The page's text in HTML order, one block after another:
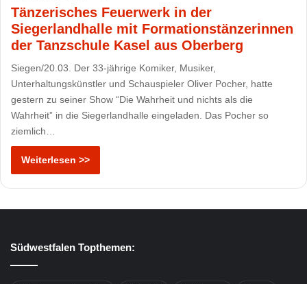
Tänzerisches Feuerwerk in der
Siegerlandhalle mit Formationstänzerinnen
der Tanzschule Kasel aus Oberberg
Siegen/20.03. Der 33-jährige Komiker, Musiker,
Unterhaltungskünstler und Schauspieler Oliver Pocher, hatte
gestern zu seiner Show “Die Wahrheit und nichts als die
Wahrheit” in die Siegerlandhalle eingeladen. Das Pocher so
ziemlich…
Weiterlesen >>
Südwestfalen Topthemen: